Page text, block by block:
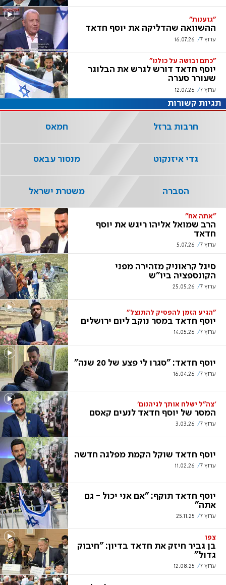
"גזענות"
ההשוואה שהדליקה את יוסף חדאד
ערוץ 7 16.07.26
"כתם ובושה על כולנו"
יוסף חדאד דורש לגרש את הבלוגר
שעורר סערה
ערוץ 7 12.07.26
"אתה אח"
הרב שמואל אליהו ריגש את יוסף
חדאד
ערוץ 7 5.07.26
סיגל קראוניק מזהירה מפני
הקונספציה ביו"ש
ערוץ 7 25.05.26
"הגיע הזמן להפסיק להתנצל"
יוסף חדאד במסר נוקב ליום ירושלים
ערוץ 7 14.05.26
יוסף חדאד: "סגרו לי פצע של 20 שנה"
ערוץ 7 16.04.26
'צה"ל ישלח אותך לגיהנום'
המסר של יוסף חדאד לנעים קאסם
ערוץ 7 3.03.26
יוסף חדאד שוקל הקמת מפלגה חדשה
ערוץ 7 11.02.26
יוסף חדאד תוקף: "אם אני יכול - גם
אתה"
ערוץ 7 25.11.25
צפו
בן גביר חיזק את חדאד בדיון: "חיבוק
גדול"
ערוץ 7 12.08.25
תגיות קשורות
חרבות ברזל חמאס
גדי איזנקוט מנסור עבאס
הסברה משטרת ישראל